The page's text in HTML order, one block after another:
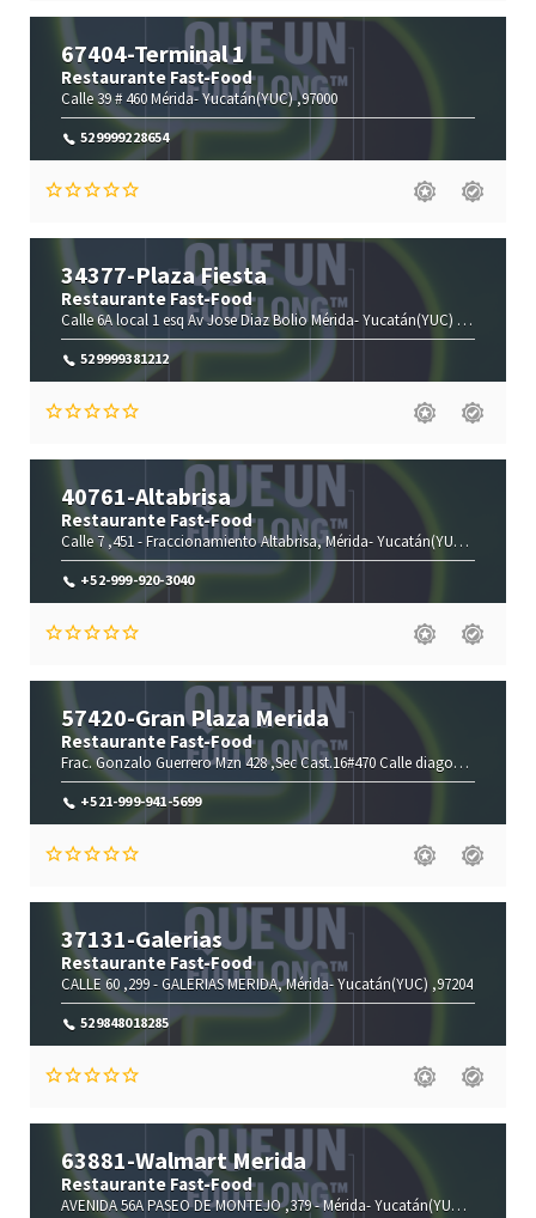
67404-Terminal 1
Restaurante Fast-Food
Calle 39 # 460Mérida-Yucatán(YUC),97000
529999228654
34377-Plaza Fiesta
Restaurante Fast-Food
Calle 6A local 1 esq Av Jose Diaz BolioMérida-Yucatán(YUC)
529999381212
40761-Altabrisa
Restaurante Fast-Food
Calle 7 ,451 -Fraccionamiento Altabrisa,Mérida-Yucatán(YUC)
+52-999-920-3040
57420-Gran Plaza Merida
Restaurante Fast-Food
Frac. Gonzalo Guerrero Mzn 428 ,Sec Cast.16#470 Calle diagonal -
+521-999-941-5699
37131-Galerias
Restaurante Fast-Food
CALLE 60 ,299 -GALERIAS MERIDA,Mérida-Yucatán(YUC) ,97204
529848018285
63881-Walmart Merida
Restaurante Fast-Food
AVENIDA 56A PASEO DE MONTEJO ,379 -Mérida-Yucatán(YUC)